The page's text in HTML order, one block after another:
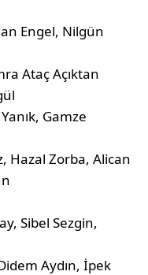
Engel, Nilgün
Ataç Açıktan
Gamze
Hazal Zorba, Alican
Sibel Sezgin,
Aydın, İpek